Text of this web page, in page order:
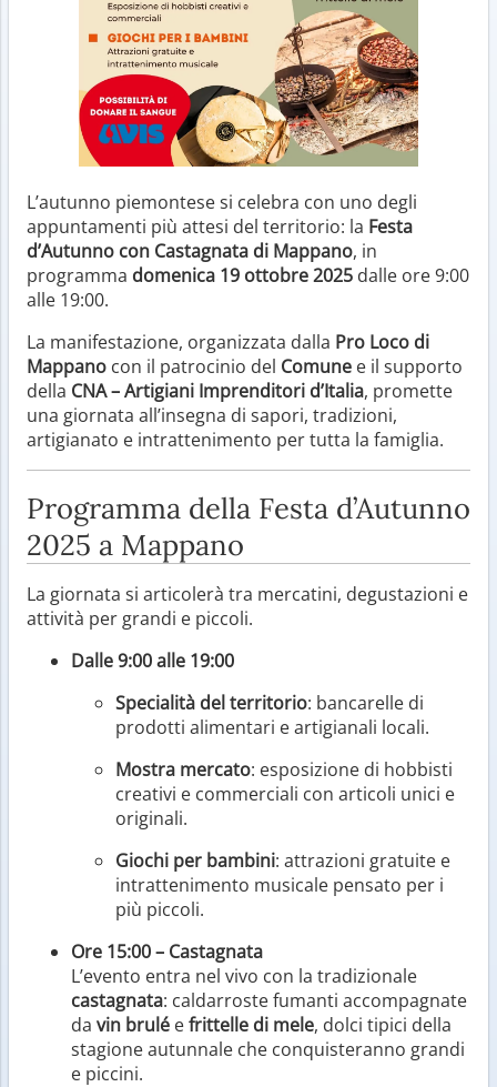
L’autunno piemontese si celebra con uno degli
appuntamenti più attesi del territorio: la Festa
d’Autunno con Castagnata di Mappano, in
programma domenica 19 ottobre 2025 dalle ore 9:00
alle 19:00.
La manifestazione, organizzata dalla Pro Loco di
Mappano con il patrocinio del Comune e il supporto
della CNA – Artigiani Imprenditori d’Italia, promette
una giornata all’insegna di sapori, tradizioni,
artigianato e intrattenimento per tutta la famiglia.
Programma della Festa d’Autunno
2025 a Mappano
La giornata si articolerà tra mercatini, degustazioni e
attività per grandi e piccoli.
Dalle 9:00 alle 19:00
Specialità del territorio: bancarelle di
prodotti alimentari e artigianali locali.
Mostra mercato: esposizione di hobbisti
creativi e commerciali con articoli unici e
originali.
Giochi per bambini: attrazioni gratuite e
intrattenimento musicale pensato per i
più piccoli.
Ore 15:00 – Castagnata
L’evento entra nel vivo con la tradizionale
castagnata: caldarroste fumanti accompagnate
da vin brulé efrittelle di mele, dolci tipici della
stagione autunnale che conquisteranno grandi
e piccini.